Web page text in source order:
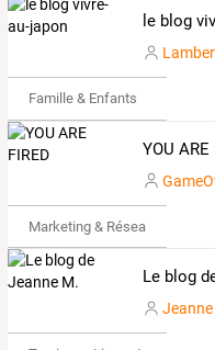
le blog
Famille & Enfants
YOU ARE
Marketing & Réseaux Sociaux
Le blog
Jeanne